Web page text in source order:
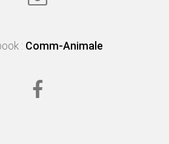
: Comm-Animale